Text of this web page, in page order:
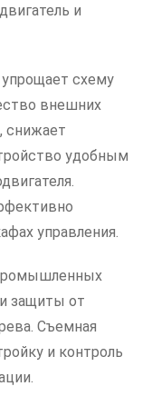
и
схему
внешних
снижает
удобным
управления.
защиты от
Съемная
и контроль